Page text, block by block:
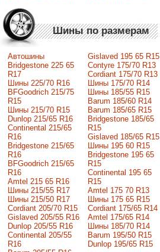
Шины по размерам
Автошины
Bridgestone 225 65
R17
Шины 225/70 R16
BFGoodrich 215/75
R15
Шины 215/70 R15
Dunlop 215/65 R16
Continental 215/65
R16
Bridgestone 215/65
R16
BFGoodrich 215/65
R16
Amtel 215 65 R16
Шины 215/55 R17
Шины 215/50 R17
Сordiant 205/70 R15
Gislaved 205/55 R16
Dunlop 205/55 R16
Continental 205/55
R16
Gislaved 195 65 R15
Contyre 175/70 R13
Cordiant 175/70 R13
Шины 175/70 R14
Шины 185/55 R15
Barum 185/60 R14
Barum 185/65 R15
Bridgestone 185/65
R15
Gislaved 185/65 R15
Шины 195 60 R15
Bridgestone 195 65
R15
Continental 195 65
R15
Amtel 175 70 R13
Шины 175 65 R15
Cordiant 175/65 R14
Amtel 175/65 R14
Шины 185/70 R14
Barum 195/50 R15
Dunlop 195/65 R15